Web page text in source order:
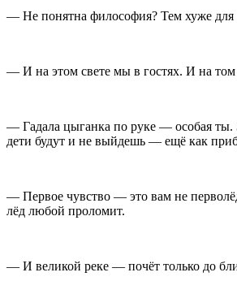
— Не понятна философия? Тем хуже для
— И на этом свете мы в гостях. И на
— Гадала цыганка по руке — особая
дети будут и не выйдешь — ещё как
— Первое чувство — это вам не
лёд любой проломит.
— И великой реке — почёт только до